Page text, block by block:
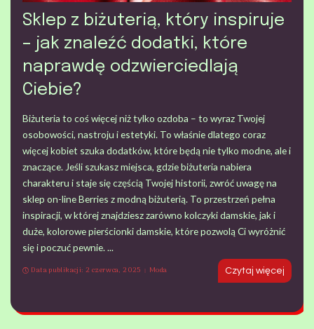
Sklep z biżuterią, który inspiruje
– jak znaleźć dodatki, które
naprawdę odzwierciedlają
Ciebie?
Biżuteria to coś więcej niż tylko ozdoba – to wyraz Twojej
osobowości, nastroju i estetyki. To właśnie dlatego coraz
więcej kobiet szuka dodatków, które będą nie tylko modne, ale i
znaczące. Jeśli szukasz miejsca, gdzie biżuteria nabiera
charakteru i staje się częścią Twojej historii, zwróć uwagę na
sklep on-line Berries z modną biżuterią. To przestrzeń pełna
inspiracji, w której znajdziesz zarówno kolczyki damskie, jak i
duże, kolorowe pierścionki damskie, które pozwolą Ci wyróżnić
się i poczuć pewnie. ...
Data publikacji: 2 czerwca, 2025
Moda Czytaj więcej